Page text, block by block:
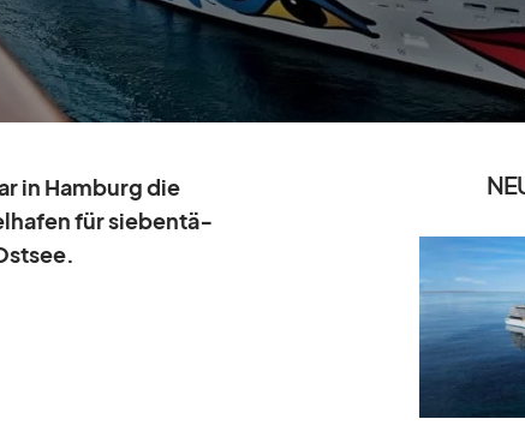
in Ham­burg die
für sie­ben­tä­